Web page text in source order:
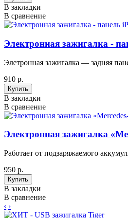
В закладки
В сравнение
Электронная зажигалка -
Элетронная зажигалка — задняя
910 р.
В закладки
В сравнение
Электронная зажигалка
Работает от подзаряжаемого
950 р.
В закладки
В сравнение
‹ ›